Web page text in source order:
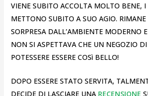
VIENE SUBITO ACCOLTA MOLTO BENE,
METTONO SUBITO A SUO AGIO. RIMANE
SORPRESA DALL’AMBIENTE MODERNO
NON SI ASPETTAVA CHE UN NEGOZIO
POTESSERE ESSERE COSì BELLO!
DOPO ESSERE STATO SERVITA,
DECIDE DI LASCIARE UNA RECENSIONE